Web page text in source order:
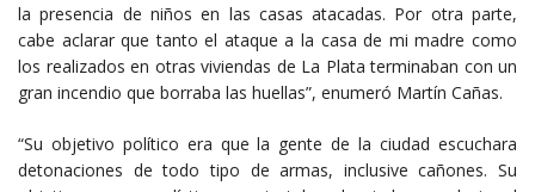
la presencia de niños en las casas atacadas. Por otra parte,
cabe aclarar que tanto el ataque a la casa de mi madre como
los realizados en otras viviendas de La Plata terminaban con un
gran incendio que borraba las huellas”, enumeró Martín Cañas.
“Su objetivo político era que la gente de la ciudad escuchara
detonaciones de todo tipo de armas, inclusive cañones. Su